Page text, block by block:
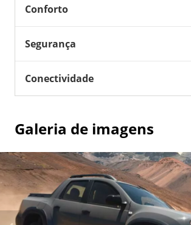
Conforto
Segurança
Conectividade
Galeria de imagens